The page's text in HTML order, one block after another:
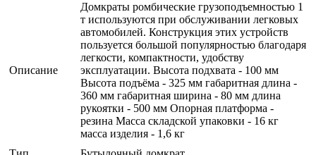
Описание
Домкраты ромбические грузоподъемностью 1
т используются при обслуживании легковых
автомобилей. Конструкция этих устройств
пользуется большой популярностью благодаря
легкости, компактности, удобству
эксплуатации. Высота подхвата - 100 мм
Высота подъёма - 325 мм габаритная длина -
360 мм габаритная ширина - 80 мм длина
рукоятки - 500 мм Опорная платформа -
резина Масса складской упаковки - 16 кг
масса изделия - 1,6 кг